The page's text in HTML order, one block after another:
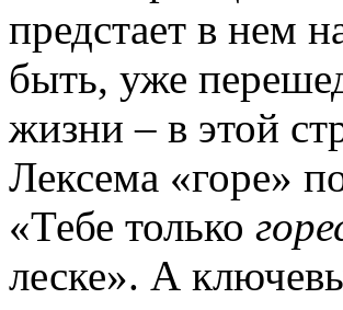
предстает в нем
быть, уже
жизни – в этой
Лексема «горе»
«Тебе только
леске». А